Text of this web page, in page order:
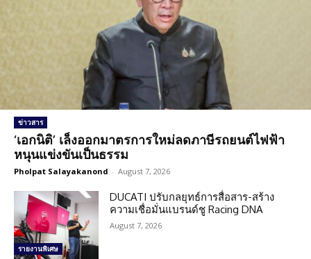
ข่าวสาร
‘เอกนิติ’ เล็งออกมาตรการใหม่ลดภาษีรถยนต์ไฟฟ้า
หนุนแข่งขันเป็นธรรม
Pholpat Salayakanond - August 7, 2026
รายงานพิเศษ
DUCATI ปรับกลยุทธ์การสื่อสาร-สร้าง
ความเชื่อมั่นแบรนด์ชู Racing DNA
August 7, 2026